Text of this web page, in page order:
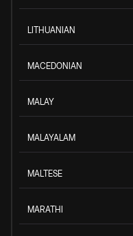
LITHUANIAN
MACEDONIAN
MALAY
MALAYALAM
MALTESE
MARATHI